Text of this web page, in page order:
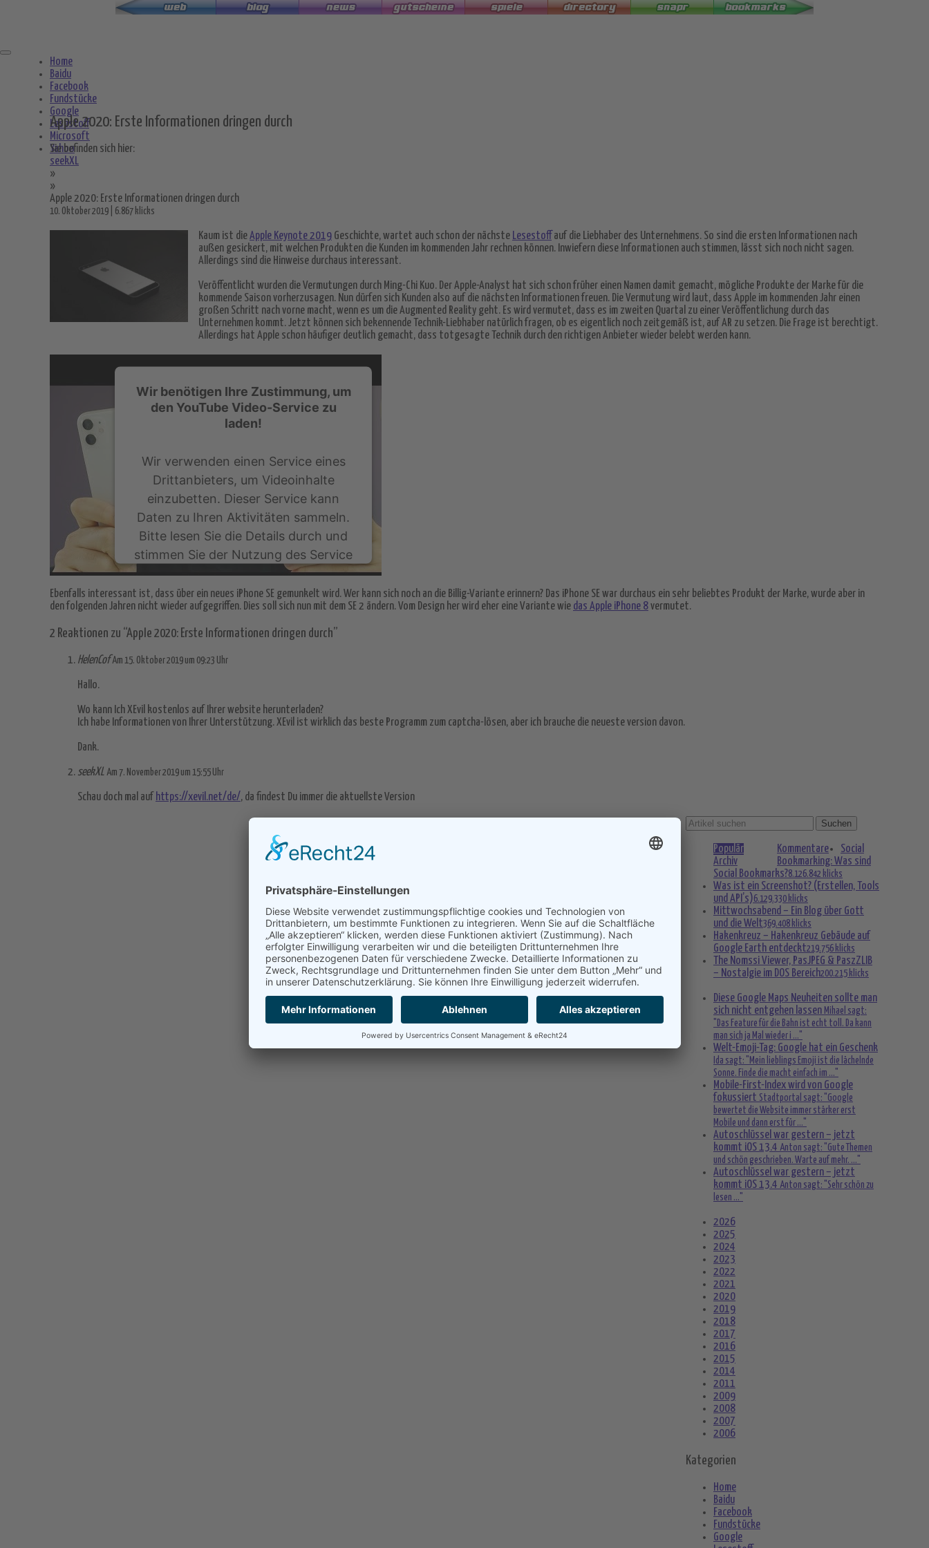
Home
Baidu
Facebook
Fundstücke
Google
Lesestoff
Microsoft
Yahoo
Apple 2020: Erste Informationen dringen durch
Sie befinden sich hier:
seekXL
»
»
Apple 2020: Erste Informationen dringen durch
10. Oktober 2019 | 6.867 klicks
Kaum ist dieApple Keynote 2019 Geschichte, wartet auch schon der nächste Lesestoff auf die Liebhaber des Unternehmens. So sind die ersten Informationen nach
außen gesickert, mit welchen Produkten die Kunden im kommenden Jahr rechnen können. Inwiefern diese Informationen auch stimmen, lässt sich noch nicht sagen.
Allerdings sind die Hinweise durchaus interessant.
Veröffentlicht wurden die Vermutungen durch Ming-Chi Kuo. Der Apple-Analyst hat sich schon früher einen Namen damit gemacht, mögliche Produkte der Marke für die
kommende Saison vorherzusagen. Nun dürfen sich Kunden also auf die nächsten Informationen freuen. Die Vermutung wird laut, dass Apple im kommenden Jahr einen
großen Schritt nach vorne macht, wenn es um die Augmented Reality geht. Es wird vermutet, dass es im zweiten Quartal zu einer Veröffentlichung durch das
Unternehmen kommt. Jetzt können sich bekennende Technik-Liebhaber natürlich fragen, ob es eigentlich noch zeitgemäß ist, auf AR zu setzen. Die Frage ist berechtigt.
Allerdings hat Apple schon häufiger deutlich gemacht, dass totgesagte Technik durch den richtigen Anbieter wieder belebt werden kann.
Wir benötigen Ihre Zustimmung, um
den YouTube Video-Service zu
laden!
Wir verwenden einen Service eines
Drittanbieters, um Videoinhalte
einzubetten. Dieser Service kann
Daten zu Ihren Aktivitäten sammeln.
Bitte lesen Sie die Details durch und
stimmen Sie der Nutzung des Service
zu, um dieses Video anzusehen.
Mehr Informationen
Ebenfalls interessant ist, dass über ein neues iPhone SE gemunkelt wird. Wer kann sich noch an die Billig-Variante erinnern? Das iPhone SE war durchaus ein sehr beliebtes Produkt der Marke, wurde aber in
den folgenden Jahren nicht wieder aufgegriffen. Dies soll sich nun mit dem SE 2 ändern. Vom Design her wird eher eine Variante wie das Apple iPhone 8vermutet.
2 Reaktionen zu “Apple 2020: Erste Informationen dringen durch”
HelenCof Am 15. Oktober 2019 um 09:23 Uhr
Hallo.
Wo kann Ich XEvil kostenlos auf Ihrer website herunterladen?
Ich habe Informationen von Ihrer Unterstützung. XEvil ist wirklich das beste Programm zum captcha-lösen, aber ich brauche die neueste version davon.
Dank.
seekXL Am 7. November 2019 um 15:55 Uhr
Schau doch mal auf https://xevil.net/de/, da findest Du immer die aktuellste Version
Populär
Kommentare
Archiv
Social
Bookmarking: Was sind
Social Bookmarks?8.126.842 klicks
Was ist ein Screenshot? (Erstellen, Tools
und API’s)6.129.330 klicks
Mittwochsabend – Ein Blog über Gott
und die Welt369.408 klicks
Hakenkreuz – Hakenkreuz Gebäude auf
Google Earth entdeckt219.756 klicks
The Nomssi Viewer, PasJPEG & PaszZLIB
– Nostalgie im DOS Bereich200.215 klicks
Diese Google Maps Neuheiten sollte man
sich nicht entgehen lassen Mihael sagt:
"Das Feature für die Bahn ist echt toll. Da kann
man sich ja Mal wieder i ..."
Welt-Emoji-Tag: Google hat ein Geschenk
Ida sagt: "Mein lieblings Emoji ist die lächelnde
Sonne. Finde die macht einfach im ..."
Mobile-First-Index wird von Google
fokussiert Stadtportal sagt: "Google
bewertet die Website immer stärker erst
Mobile und dann erst für ..."
Autoschlüssel war gestern – jetzt
kommt iOS 13.4 Anton sagt: "Gute Themen
und schön geschrieben. Warte auf mehr. ..."
Autoschlüssel war gestern – jetzt
kommt iOS 13.4 Anton sagt: "Sehr schön zu
lesen ..."
2026
2025
2024
2023
2022
2021
2020
2019
2018
2017
2016
2015
2014
2011
2009
2008
2007
2006
Kategorien
Home
Baidu
Facebook
Fundstücke
Google